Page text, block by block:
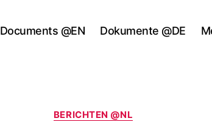
Documents @EN Dokumente @DE
Categories
BERICHTEN @NL